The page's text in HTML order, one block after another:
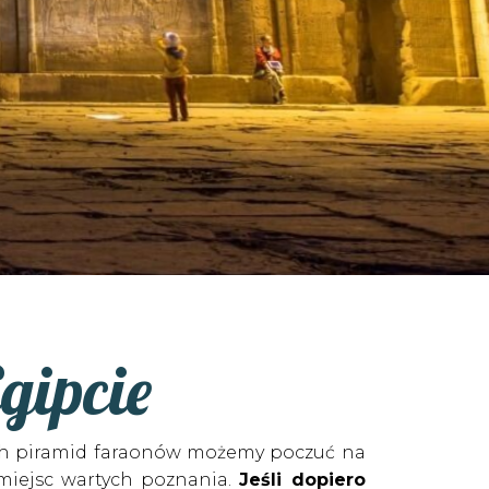
piramid faraonów możemy poczuć na
wartych poznania.Jeśli dopiero